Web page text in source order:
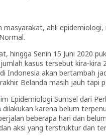
masyarakat, ahli
hingga Senin 15 Juni 2020
kasus tersebut kira-
Indonesia akan bertambah
Belanda masih jauh
Epidemiologi Sumsel dari
karena belum
beberapa hari dan
aksi yang terstruktur dan